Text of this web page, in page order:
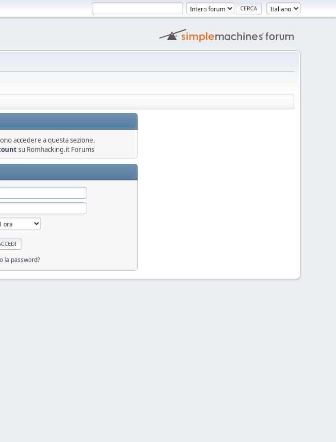
accedere a questa sezione.
su Romhacking.it Forums
la password?